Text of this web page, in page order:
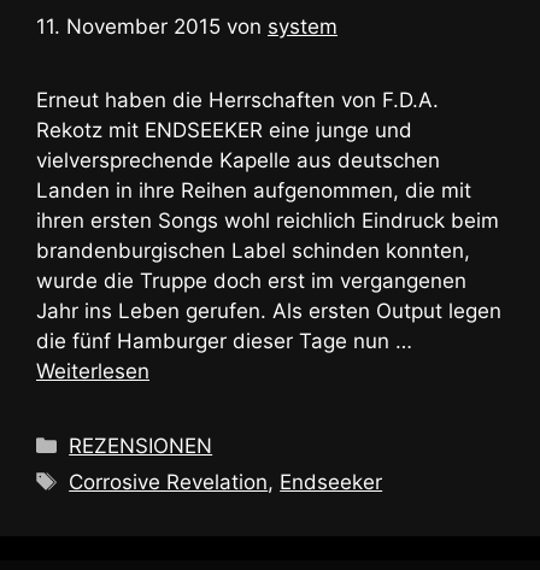
11. November 2015 von system
Erneut haben die Herrschaften von F.D.A.
Rekotz mit ENDSEEKER eine junge und
vielversprechende Kapelle aus deutschen
Landen in ihre Reihen aufgenommen, die mit
ihren ersten Songs wohl reichlich Eindruck beim
brandenburgischen Label schinden konnten,
wurde die Truppe doch erst im vergangenen
Jahr ins Leben gerufen. Als ersten Output legen
die fünf Hamburger dieser Tage nun …
Weiterlesen
Kategorien
REZENSIONEN
Schlagwörter
Corrosive Revelation, Endseeker